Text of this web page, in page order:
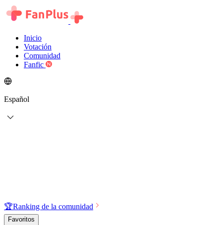
Inicio
Votación
Comunidad
Fanfic
Español
🏆Ranking de la comunidad
Favoritos